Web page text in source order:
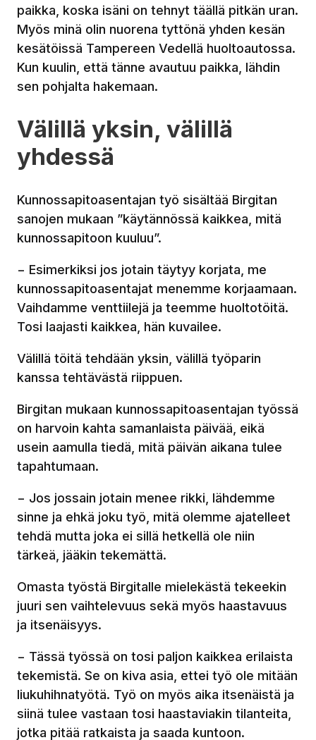
paikka, koska isäni on tehnyt täällä pitkän uran.
Myös minä olin nuorena tyttönä yhden kesän
kesätöissä Tampereen Vedellä huoltoautossa.
Kun kuulin, että tänne avautuu paikka, lähdin
sen pohjalta hakemaan.
Välillä yksin, välillä
yhdessä
Kunnossapitoasentajan työ sisältää Birgitan
sanojen mukaan ”käytännössä kaikkea, mitä
kunnossapitoon kuuluu”.
− Esimerkiksi jos jotain täytyy korjata, me
kunnossapitoasentajat menemme korjaamaan.
Vaihdamme venttiilejä ja teemme huoltotöitä.
Tosi laajasti kaikkea, hän kuvailee.
Välillä töitä tehdään yksin, välillä työparin
kanssa tehtävästä riippuen.
Birgitan mukaan kunnossapitoasentajan työssä
on harvoin kahta samanlaista päivää, eikä
usein aamulla tiedä, mitä päivän aikana tulee
tapahtumaan.
− Jos jossain jotain menee rikki, lähdemme
sinne ja ehkä joku työ, mitä olemme ajatelleet
tehdä mutta joka ei sillä hetkellä ole niin
tärkeä, jääkin tekemättä.
Omasta työstä Birgitalle mielekästä tekeekin
juuri sen vaihtelevuus sekä myös haastavuus
ja itsenäisyys.
− Tässä työssä on tosi paljon kaikkea erilaista
tekemistä. Se on kiva asia, ettei työ ole mitään
liukuhihnatyötä. Työ on myös aika itsenäistä ja
siinä tulee vastaan tosi haastaviakin tilanteita,
jotka pitää ratkaista ja saada kuntoon.